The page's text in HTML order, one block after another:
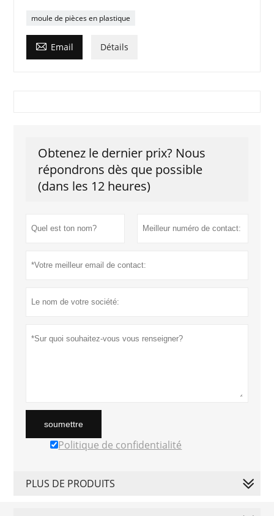
moule de pièces en plastique
 Email Détails
Obtenez le dernier prix? Nous
répondrons dès que possible
(dans les 12 heures)
soumettre
Politique de confidentialité
PLUS DE PRODUITS